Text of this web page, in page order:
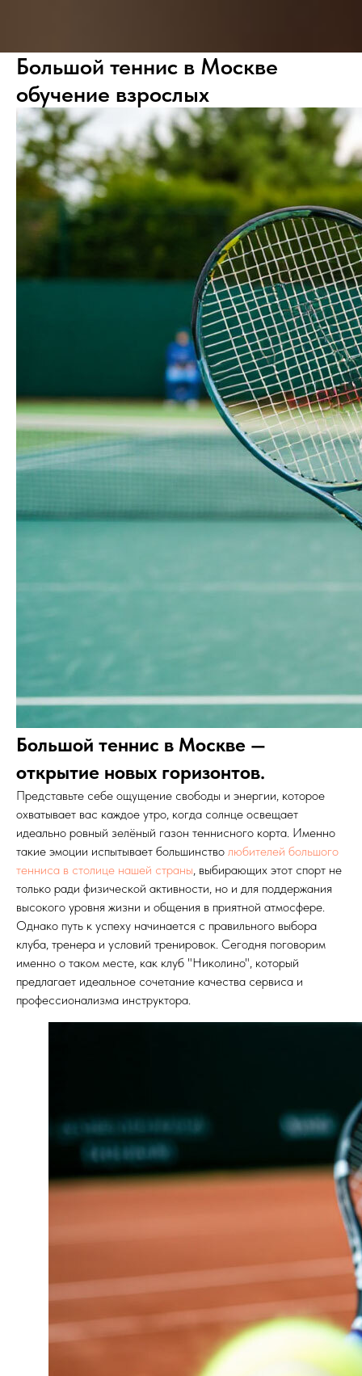
Большой теннис в Москве
обучение взрослых
Большой теннис в Москве —
открытие новых горизонтов.
Представьте себе ощущение свободы и энергии, которое
охватывает вас каждое утро, когда солнце освещает
идеально ровный зелёный газон теннисного корта. Именно
такие эмоции испытывает большинство любителей большого
тенниса в столице нашей страны, выбирающих этот спорт не
только ради физической активности, но и для поддержания
высокого уровня жизни и общения в приятной атмосфере.
Однако путь к успеху начинается с правильного выбора
клуба, тренера и условий тренировок. Сегодня поговорим
именно о таком месте, как клуб "Николино", который
предлагает идеальное сочетание качества сервиса и
профессионализма инструктора.